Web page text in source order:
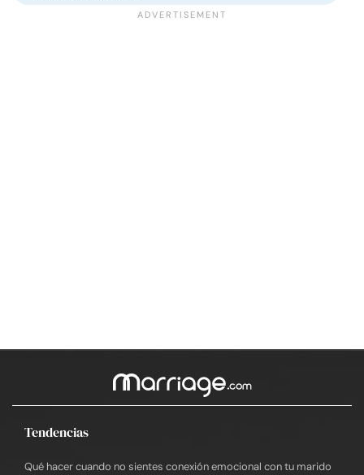
Tendencias
Qué hacer cuando no sientes conexión emocional con tu marido